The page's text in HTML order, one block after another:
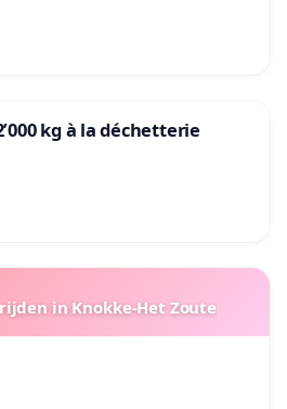
kg à la déchetterie
in Knokke-Het Zoute